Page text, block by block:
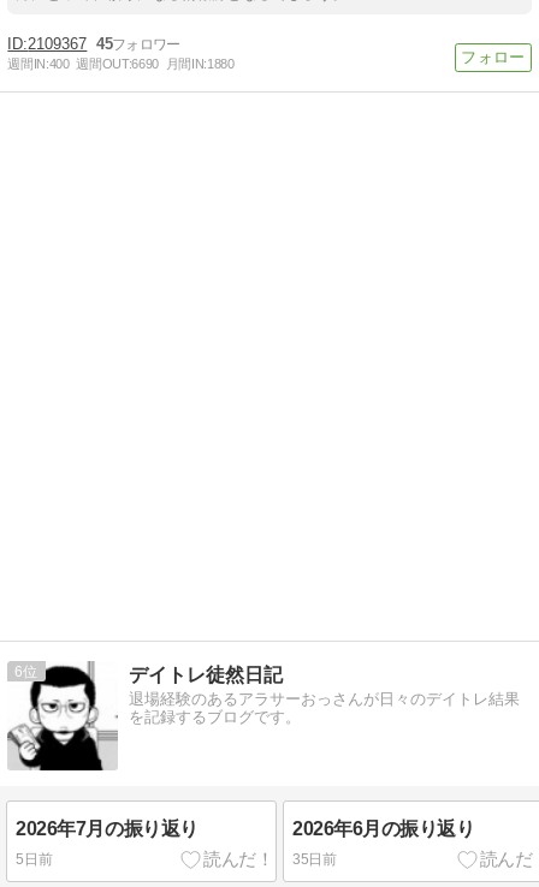
2109367 45
週間IN:400 週間OUT:6690 月間IN:1880
6 デイトレ徒然日記
退場経験のあるアラサーおっさんが日々のデイトレ結果
を記録するブログです。
2026年7月の振り返り
5日前
2026年6月の振り返り
35日前